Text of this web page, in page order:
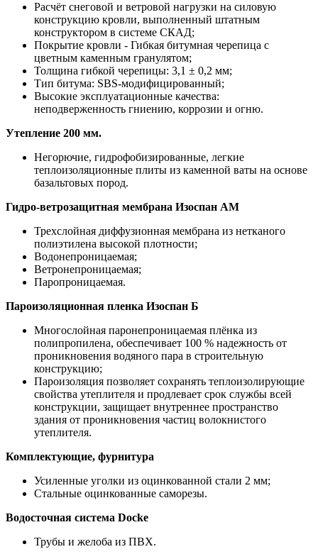
Расчёт снеговой и ветровой нагрузки на силовую
конструкцию кровли, выполненный штатным
конструктором в системе СКАД;
Покрытие кровли - Гибкая битумная черепица с
цветным каменным гранулятом;
Толщина гибкой черепицы: 3,1 ± 0,2 мм;
Тип битума: SBS-модифицированный;
Высокие эксплуатационные качества:
неподверженность гниению, коррозии и огню.
Утепление 200 мм.
Негорючие, гидрофобизированные, легкие
теплоизоляционные плиты из каменной ваты на основе
базальтовых пород.
Гидро-ветрозащитная мембрана Изоспан АМ
Трехслойная диффузионная мембрана из нетканого
полиэтилена высокой плотности;
Водонепроницаемая;
Ветронепроницаемая;
Паропроницаемая.
Пароизоляционная пленка Изоспан Б
Многослойная паронепроницаемая плёнка из
полипропилена, обеспечивает 100 % надежность от
проникновения водяного пара в строительную
конструкцию;
Пароизоляция позволяет сохранять теплоизолирующие
свойства утеплителя и продлевает срок службы всей
конструкции, защищает внутреннее пространство
здания от проникновения частиц волокнистого
утеплителя.
Комплектующие, фурнитура
Усиленные уголки из оцинкованной стали 2 мм;
Стальные оцинкованные саморезы.
Водосточная система Docke
Трубы и желоба из ПВХ.